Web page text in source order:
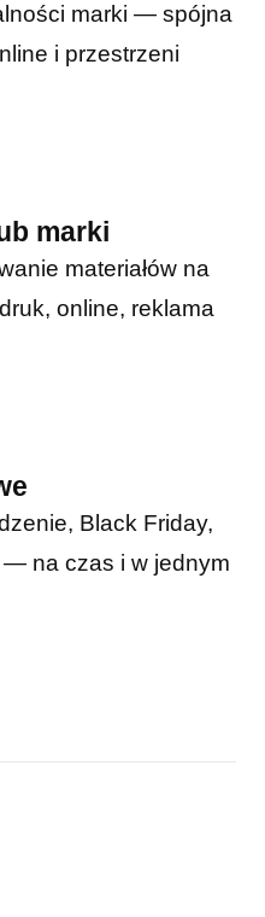
marki — spójna
i przestrzeni
marki
materiałów na
online, reklama
Black Friday,
— na czas i w jednym